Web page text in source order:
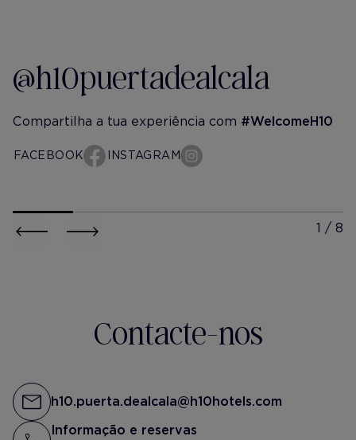
@h10puertadealcala
Compartilha a tua experiência com #WelcomeH10
FACEBOOK INSTAGRAM
h10-puerta-de-alcala
h10-
Contacte-nos
h10.puerta.dealcala@h10hotels.com
Informação e reservas